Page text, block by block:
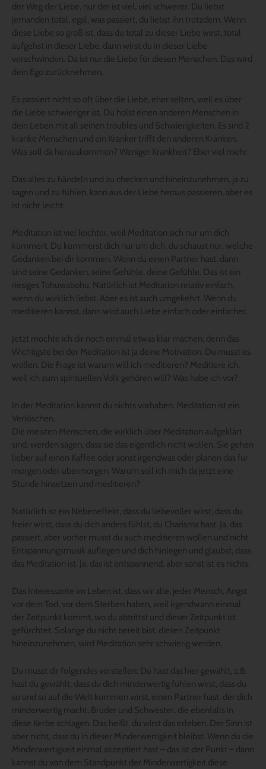
der Weg der Liebe, nur der ist viel, viel schwerer. Du liebst
jemanden total, egal, was passiert, du liebst ihn trotzdem. Wenn
diese Liebe so groß ist, dass du total zu dieser Liebe wirst, total
aufgehst in dieser Liebe, dann wirst du in dieser Liebe
verschwinden. Da ist nur die Liebe für diesen Menschen. Das wird
dein Ego zurücknehmen.
Es passiert nicht so oft über die Liebe, eher selten, weil es über
die Liebe schwieriger ist. Du holst einen anderen Menschen in
dein Leben mit all seinen troubles und Schwierigkeiten. Es sind 2
kranke Menschen und ein Kranker trifft den anderen Kranken.
Was soll da herauskommen? Weniger Krankheit? Eher viel mehr.
Das alles zu händeln und zu checken und hineinzunehmen, ja zu
sagen und zu fühlen, kann aus der Liebe heraus passieren, aber es
ist nicht leicht.
Meditation ist viel leichter, weil Meditation sich nur um dich
kümmert. Du kümmerst dich nur um dich, du schaust nur, welche
Gedanken bei dir kommen. Wenn du einen Partner hast, dann
sind seine Gedanken, seine Gefühle, deine Gefühle. Das ist ein
riesiges Tohuwabohu. Natürlich ist Meditation relativ einfach,
wenn du wirklich liebst. Aber es ist auch umgekehrt. Wenn du
meditieren kannst, dann wird auch Liebe einfach oder einfacher.
Jetzt möchte ich dir noch einmal etwas klar machen, denn das
Wichtigste bei der Meditation ist ja deine Motivation. Du musst es
wollen. Die Frage ist warum will ich meditieren? Meditiere ich,
weil ich zum spirituellen Volk gehören will? Was habe ich vor?
In der Meditation kannst du nichts vorhaben. Meditation ist ein
Verlöschen.
Die meisten Menschen, die wirklich über Meditation aufgeklärt
sind, werden sagen, dass sie das eigentlich nicht wollen. Sie gehen
lieber auf einen Kaffee oder sonst irgendwas oder planen das für
morgen oder übermorgen. Warum soll ich mich da jetzt eine
Stunde hinsetzen und meditieren?
Natürlich ist ein Nebeneffekt, dass du liebevoller wirst, dass du
freier wirst, dass du dich anders fühlst, du Charisma hast. Ja, das
passiert, aber vorher musst du auch meditieren wollen und nicht
Entspannungsmusik auflegen und dich hinlegen und glaubst, dass
das Meditation ist. Ja, das ist entspannend, aber sonst ist es nichts.
Das Interessante im Leben ist, dass wir alle, jeder Mensch, Angst
vor dem Tod, vor dem Sterben haben, weil irgendwann einmal
der Zeitpunkt kommt, wo du abtrittst und dieser Zeitpunkt ist
gefürchtet. Solange du nicht bereit bist, diesen Zeitpunkt
hineinzunehmen, wird Meditation sehr schwierig werden.
Du musst dir folgendes vorstellen: Du hast das hier gewählt, z.B.
hast du gewählt, dass du dich minderwertig fühlen wirst, dass du
so und so auf die Welt kommen wirst, einen Partner hast, der dich
minderwertig macht, Bruder und Schwester, die ebenfalls in
diese Kerbe schlagen. Das heißt, du wirst das erleben. Der Sinn ist
aber nicht, dass du in dieser Minderwertigkeit bleibst. Wenn du die
Minderwertigkeit einmal akzeptiert hast – das ist der Punkt – dann
kannst du von dem Standpunkt der Minderwertigkeit diese